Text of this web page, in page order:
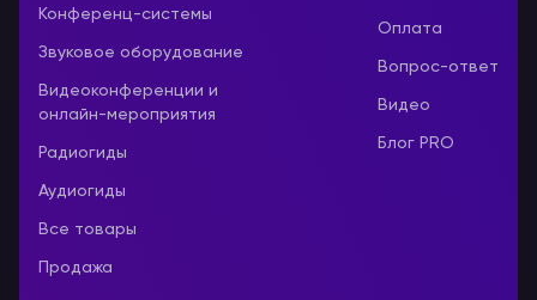
Конференц-системы
Звуковое оборудование
Видеоконференции и
онлайн-мероприятия
Радиогиды
Аудиогиды
Все товары
Продажа
Оплата
Вопрос-ответ
Видео
Блог PRO